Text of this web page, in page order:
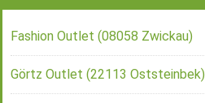
Fashion Outlet (08058 Zwickau)
Görtz Outlet (22113 Oststeinbek)